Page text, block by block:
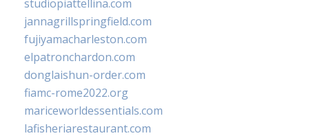
studiopiattellina.com
jannagrillspringfield.com
fujiyamacharleston.com
elpatronchardon.com
donglaishun-order.com
fiamc-rome2022.org
mariceworldessentials.com
lafisheriarestaurant.com